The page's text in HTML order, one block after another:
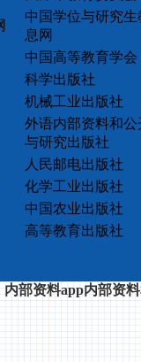
中国学位与研究生
息网
中国高等教育学会
科学出版社
机械工业出版社
外语内部资料和公
与研究出版社
人民邮电出版社
化学工业出版社
中国农业出版社
高等教育出版社
内部资料app内部资